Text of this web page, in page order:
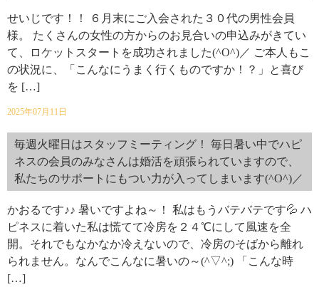
せいじです！！ ６月末にご入会された３０代の男性会員
様。 たくさんの女性の方からのお見合いの申込みがきてい
て、ロケットスタートを成功されました(^O^)／ ご本人もこ
の状況に、「こんなにうまく行くものですか！？」と喜び
を […]
2025年07月11日
毎週火曜日はスタッフミーティング！ 毎日暑い中でハピ
ネスの会員のみなさんは婚活を頑張られていますので、
私たちのサポートにもつい力が入ってしまいます(^O^)／
かおるです♪♪ 暑いですよね～！ 私はもうバテバテです💦 ハ
ピネスに着いた私は慌てて冷房を２４℃にして風速を全
開。それでもなかなか冷えないので、冷房のそばから離れ
られません。なんでこんなに暑いの～(^▽^;) 「こんな時
[…]